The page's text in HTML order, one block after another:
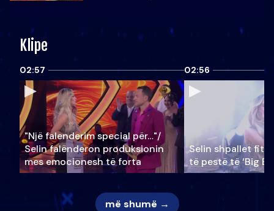
Klipe
02:57
"Një falenderim special për…"/
Selin falënderon produksionin
mes emocionesh të forta
02:56
Selin shpallet
të pestë të ‘Big
më shumë →